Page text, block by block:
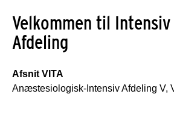
Velkommen til Intensiv
Afdeling
Afsnit VITA
Anæstesiologisk-Intensiv Afdeling V,